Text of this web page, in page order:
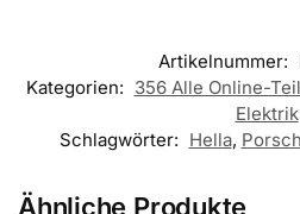
Artikelnummer:
Kategorien: 356 Alle Online-
Elektrik
Schlagwörter: Hella,
Ähnliche Produkte